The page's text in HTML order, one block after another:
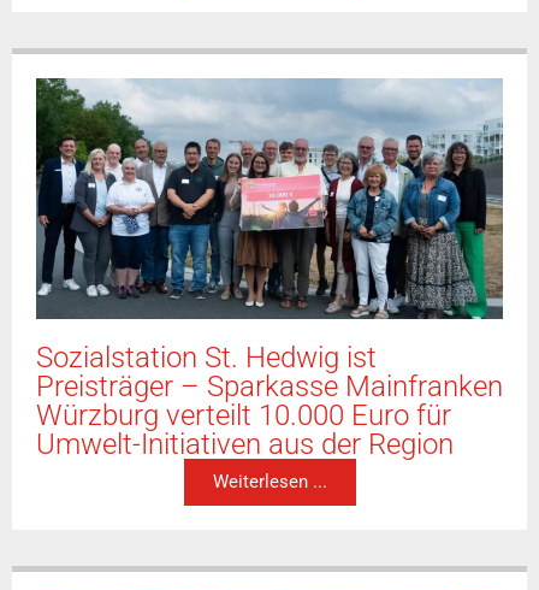
Sozialstation St. Hedwig ist
Preisträger – Sparkasse Mainfranken
Würzburg verteilt 10.000 Euro für
Umwelt-Initiativen aus der Region
Weiterlesen ...